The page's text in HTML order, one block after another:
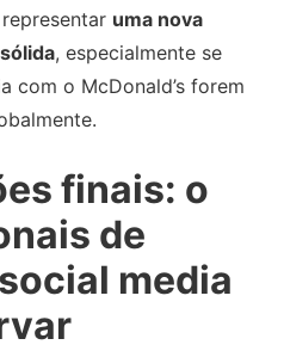
uma nova
, especialmente se
com o McDonald’s forem
finais: o
de
media